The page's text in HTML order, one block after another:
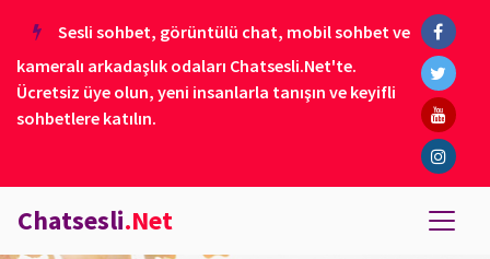
Sesli sohbet, görüntülü chat, mobil sohbet ve
kameralı arkadaşlık odaları Chatsesli.Net'te.
Ücretsiz üye olun, yeni insanlarla tanışın ve keyifli
sohbetlere katılın.
Chatsesli.Net